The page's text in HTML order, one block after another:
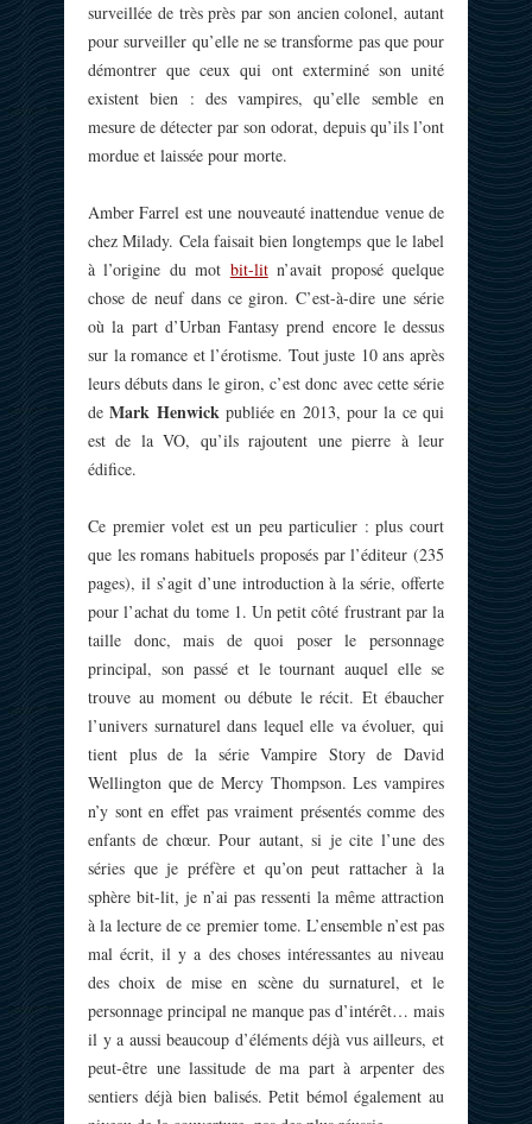
surveillée de très près par son ancien colonel, autant
pour surveiller qu’elle ne se transforme pas que pour
démontrer que ceux qui ont exterminé son unité
existent bien : des vampires, qu’elle semble en
mesure de détecter par son odorat, depuis qu’ils l’ont
mordue et laissée pour morte.
Amber Farrel est une nouveauté inattendue venue de
chez Milady. Cela faisait bien longtemps que le label
à l’origine du mot bit-litn’avait proposé quelque
chose de neuf dans ce giron. C’est-à-dire une série
où la part d’Urban Fantasy prend encore le dessus
sur la romance et l’érotisme. Tout juste 10 ans après
leurs débuts dans le giron, c’est donc avec cette série
deMark Henwickpubliée en 2013, pour la ce qui
est de la VO, qu’ils rajoutent une pierre à leur
édifice.
Ce premier volet est un peu particulier : plus court
que les romans habituels proposés par l’éditeur (235
pages), il s’agit d’une introduction à la série, offerte
pour l’achat du tome 1. Un petit côté frustrant par la
taille donc, mais de quoi poser le personnage
principal, son passé et le tournant auquel elle se
trouve au moment ou débute le récit. Et ébaucher
l’univers surnaturel dans lequel elle va évoluer, qui
tient plus de la série Vampire Story de David
Wellington que de Mercy Thompson. Les vampires
n’y sont en effet pas vraiment présentés comme des
enfants de chœur. Pour autant, si je cite l’une des
séries que je préfère et qu’on peut rattacher à la
sphère bit-lit, je n’ai pas ressenti la même attraction
à la lecture de ce premier tome. L’ensemble n’est pas
mal écrit, il y a des choses intéressantes au niveau
des choix de mise en scène du surnaturel, et le
personnage principal ne manque pas d’intérêt… mais
il y a aussi beaucoup d’éléments déjà vus ailleurs, et
peut-être une lassitude de ma part à arpenter des
sentiers déjà bien balisés. Petit bémol également au